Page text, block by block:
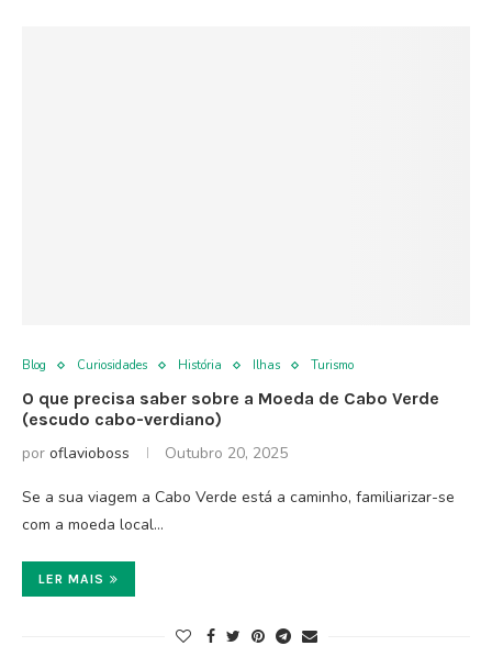
Blog Curiosidades História Ilhas Turismo
O que precisa saber sobre a Moeda de Cabo Verde
(escudo cabo-verdiano)
por oflavioboss Outubro 20, 2025
Se a sua viagem a Cabo Verde está a caminho, familiarizar-se
com a moeda local…
LER MAIS